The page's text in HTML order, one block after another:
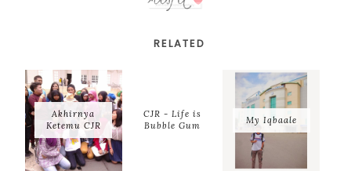
RELATED
Akhirnya
Ketemu CJR
CJR - Life is
Bubble Gum
My Iqbaale